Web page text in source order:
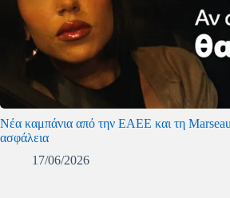
Νέα καμπάνια από την ΕΑΕΕ και τη
ασφάλεια
17/06/2026